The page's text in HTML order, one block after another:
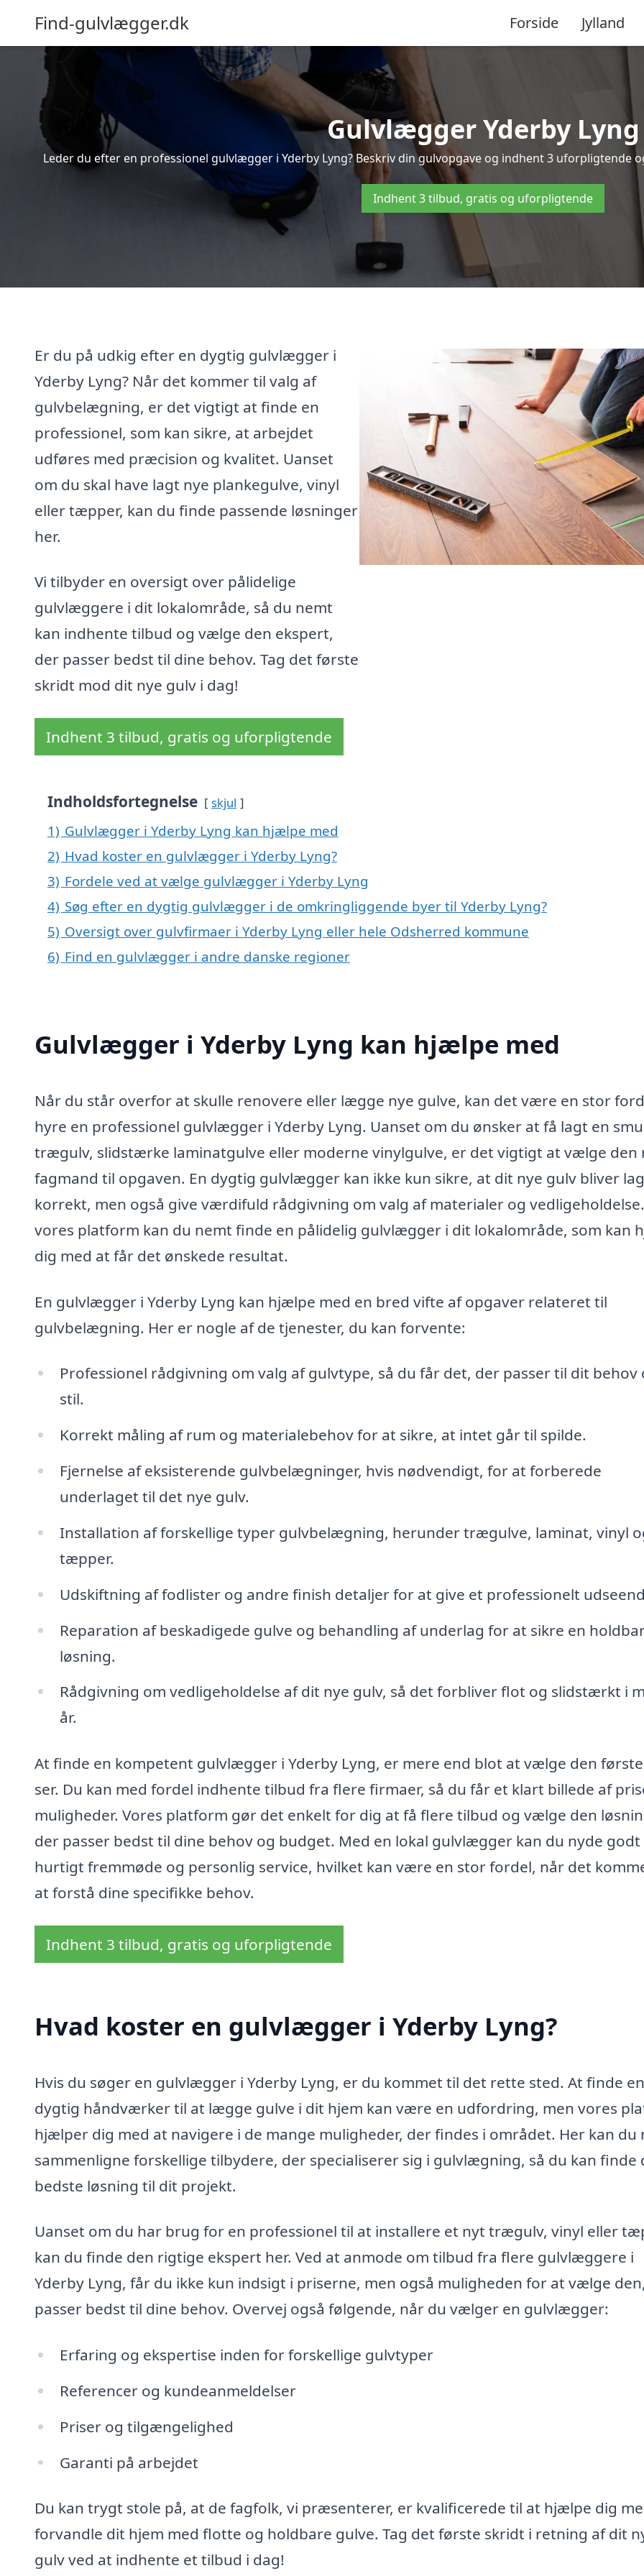
Find-gulvlægger.dk Forside Jylland
Gulvlægger Yderby Lyng
Leder du efter en professionel gulvlægger i Yderby Lyng? Beskriv din gulvopgave og indhent 3 uforpligtende
Indhent 3 tilbud, gratis og uforpligtende
Er du på udkig efter en dygtig gulvlægger i
Yderby Lyng? Når det kommer til valg af
gulvbelægning, er det vigtigt at finde en
professionel, som kan sikre, at arbejdet
udføres med præcision og kvalitet. Uanset
om du skal have lagt nye plankegulve, vinyl
eller tæpper, kan du finde passende løsninger
her.
Vi tilbyder en oversigt over pålidelige
gulvlæggere i dit lokalområde, så du nemt
kan indhente tilbud og vælge den ekspert,
der passer bedst til dine behov. Tag det første
skridt mod dit nye gulv i dag!
Indhent 3 tilbud, gratis og uforpligtende
Indholdsfortegnelse skjul
1) Gulvlægger i Yderby Lyng kan hjælpe med
2) Hvad koster en gulvlægger i Yderby Lyng?
3) Fordele ved at vælge gulvlægger i Yderby Lyng
4) Søg efter en dygtig gulvlægger i de omkringliggende byer til Yderby Lyng?
5) Oversigt over gulvfirmaer i Yderby Lyng eller hele Odsherred kommune
6) Find en gulvlægger i andre danske regioner
Gulvlægger i Yderby Lyng kan hjælpe med
Når du står overfor at skulle renovere eller lægge nye gulve, kan det være en stor
hyre en professionel gulvlægger i Yderby Lyng. Uanset om du ønsker at få lagt en
trægulv, slidstærke laminatgulve eller moderne vinylgulve, er det vigtigt at vælge den
fagmand til opgaven. En dygtig gulvlægger kan ikke kun sikre, at dit nye gulv bliver
korrekt, men også give værdifuld rådgivning om valg af materialer og
vores platform kan du nemt finde en pålidelig gulvlægger i dit lokalområde, som kan
dig med at får det ønskede resultat.
En gulvlægger i Yderby Lyng kan hjælpe med en bred vifte af opgaver relateret til
gulvbelægning. Her er nogle af de tjenester, du kan forvente:
Professionel rådgivning om valg af gulvtype, så du får det, der passer til dit behov
stil.
Korrekt måling af rum og materialebehov for at sikre, at intet går til spilde.
Fjernelse af eksisterende gulvbelægninger, hvis nødvendigt, for at forberede
underlaget til det nye gulv.
Installation af forskellige typer gulvbelægning, herunder trægulve, laminat, vinyl
tæpper.
Udskiftning af fodlister og andre finish detaljer for at give et professionelt
Reparation af beskadigede gulve og behandling af underlag for at sikre en
løsning.
Rådgivning om vedligeholdelse af dit nye gulv, så det forbliver flot og slidstærkt i
år.
At finde en kompetent gulvlægger i Yderby Lyng, er mere end blot at vælge den
ser. Du kan med fordel indhente tilbud fra flere firmaer, så du får et klart billede af
muligheder. Vores platform gør det enkelt for dig at få flere tilbud og vælge den
der passer bedst til dine behov og budget. Med en lokal gulvlægger kan du nyde godt
hurtigt fremmøde og personlig service, hvilket kan være en stor fordel, når det
at forstå dine specifikke behov.
Indhent 3 tilbud, gratis og uforpligtende
Hvad koster en gulvlægger i Yderby Lyng?
Hvis du søger en gulvlægger i Yderby Lyng, er du kommet til det rette sted. At finde en
dygtig håndværker til at lægge gulve i dit hjem kan være en udfordring, men vores
hjælper dig med at navigere i de mange muligheder, der findes i området. Her kan du
sammenligne forskellige tilbydere, der specialiserer sig i gulvlægning, så du kan finde
bedste løsning til dit projekt.
Uanset om du har brug for en professionel til at installere et nyt trægulv, vinyl eller
kan du finde den rigtige ekspert her. Ved at anmode om tilbud fra flere gulvlæggere i
Yderby Lyng, får du ikke kun indsigt i priserne, men også muligheden for at vælge
passer bedst til dine behov. Overvej også følgende, når du vælger en gulvlægger:
Erfaring og ekspertise inden for forskellige gulvtyper
Referencer og kundeanmeldelser
Priser og tilgængelighed
Garanti på arbejdet
Du kan trygt stole på, at de fagfolk, vi præsenterer, er kvalificerede til at hjælpe dig
forvandle dit hjem med flotte og holdbare gulve. Tag det første skridt i retning af dit
gulv ved at indhente et tilbud i dag!